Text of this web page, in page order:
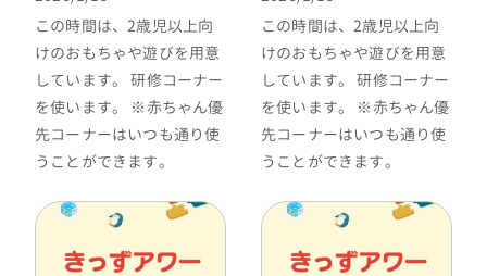
この時間は、2歳児以上向
けのおもちゃや遊びを用意
しています。 研修コーナー
を使います。 ※赤ちゃん優
先コーナーはいつも通り使
うことができます。
この時間は、2歳児以上向
けのおもちゃや遊びを用意
しています。 研修コーナー
を使います。 ※赤ちゃん優
先コーナーはいつも通り使
うことができます。